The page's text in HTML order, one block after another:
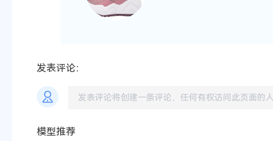
发表评论：
模型推荐